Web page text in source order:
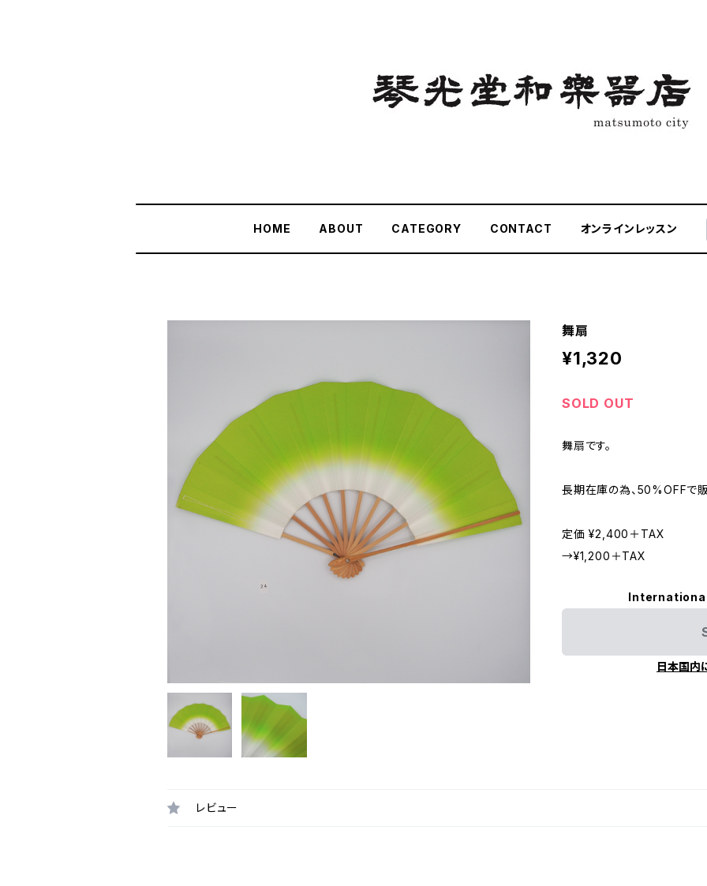
HOME ABOUT CATEGORY CONTACT オンラインレッスン
舞扇
¥1,320
SOLD OUT
舞扇です。
長期在庫の為、50%OFFで
定価 ¥2,400＋TAX
→¥1,200＋TAX
日本国内
レビュー